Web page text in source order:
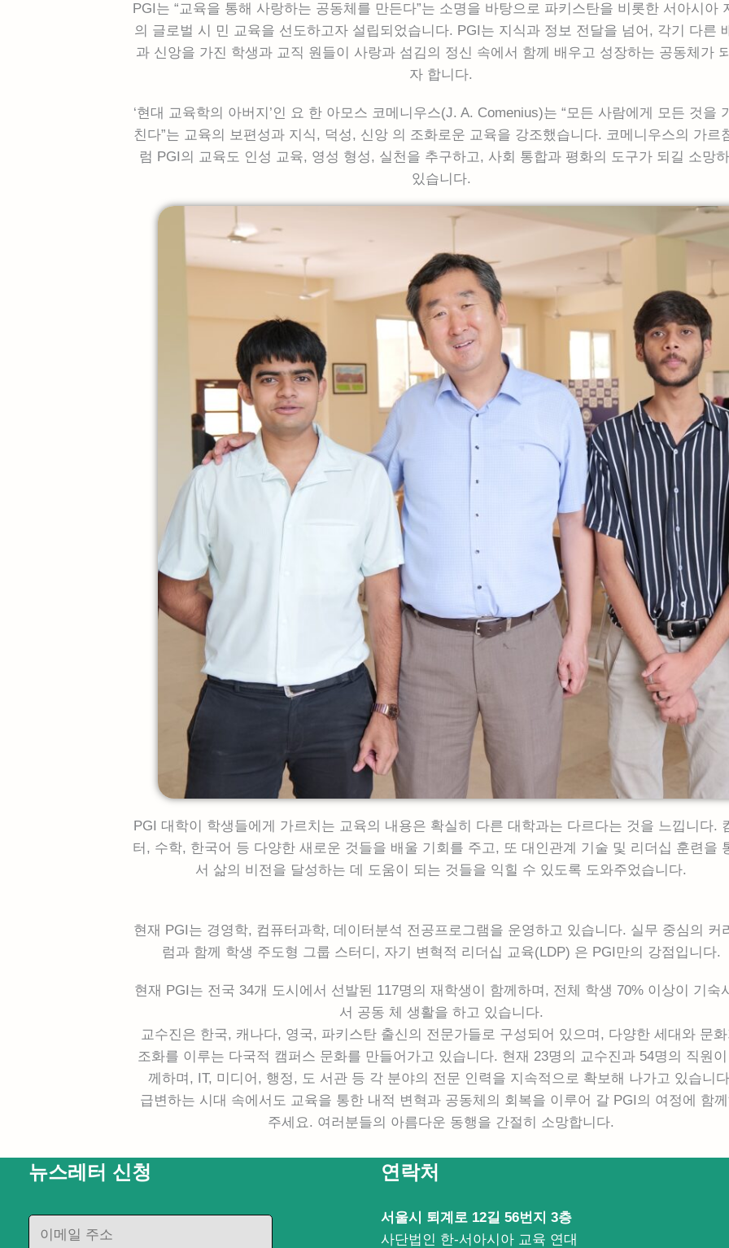
PGI는 “교육을 통해 사랑하는 공동체를 만든다”는 소명을 바탕으로 파키스탄을 비롯한 서아시아
의 글로벌 시 민 교육을 선도하고자 설립되었습니다. PGI는 지식과 정보 전달을 넘어, 각기 다른
과 신앙을 가진 학생과 교직 원들이 사랑과 섬김의 정신 속에서 함께 배우고 성장하는 공동체가
자 합니다.
‘현대 교육학의 아버지’인 요 한 아모스 코메니우스(J. A. Comenius)는 “모든 사람에게 모든 것을
친다”는 교육의 보편성과 지식, 덕성, 신앙 의 조화로운 교육을 강조했습니다. 코메니우스의 가르
럼 PGI의 교육도 인성 교육, 영성 형성, 실천을 추구하고, 사회 통합과 평화의 도구가 되길 소망
있습니다.
PGI 대학이 학생들에게 가르치는 교육의 내용은 확실히 다른 대학과는 다르다는 것을 느낍니다.
터, 수학, 한국어 등 다양한 새로운 것들을 배울 기회를 주고, 또 대인관계 기술 및 리더십 훈련을
서 삶의 비전을 달성하는 데 도움이 되는 것들을 익힐 수 있도록 도와주었습니다.
현재 PGI는 경영학, 컴퓨터과학, 데이터분석 전공프로그램을 운영하고 있습니다. 실무 중심의 커
럼과 함께 학생 주도형 그룹 스터디, 자기 변혁적 리더십 교육(LDP) 은 PGI만의 강점입니다.
현재 PGI는 전국 34개 도시에서 선발된 117명의 재학생이 함께하며, 전체 학생 70% 이상이 기숙
서 공동 체 생활을 하고 있습니다.
교수진은 한국, 캐나다, 영국, 파키스탄 출신의 전문가들로 구성되어 있으며, 다양한 세대와 문
조화를 이루는 다국적 캠퍼스 문화를 만들어가고 있습니다. 현재 23명의 교수진과 54명의 직원
께하며, IT, 미디어, 행정, 도 서관 등 각 분야의 전문 인력을 지속적으로 확보해 나가고 있습니
급변하는 시대 속에서도 교육을 통한 내적 변혁과 공동체의 회복을 이루어 갈 PGI의 여정에 함
주세요. 여러분들의 아름다운 동행을 간절히 소망합니다.
뉴스레터 신청 연락처
서울시 퇴계로 12길 56번지 3층
사단법인 한-서아시아 교육 연대